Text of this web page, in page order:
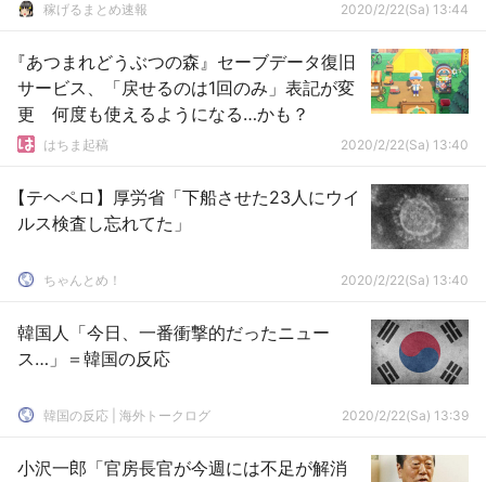
稼げるまとめ速報 2020/2/22(Sa) 13:44
『あつまれどうぶつの森』セーブデータ復旧
サービス、「戻せるのは1回のみ」表記が変
更 何度も使えるようになる…かも？
はちま起稿 2020/2/22(Sa) 13:40
【テヘペロ】厚労省「下船させた23人にウイ
ルス検査し忘れてた」
ちゃんとめ！ 2020/2/22(Sa) 13:40
韓国人「今日、一番衝撃的だったニュー
ス…」＝韓国の反応
韓国の反応 | 海外トークログ 2020/2/22(Sa) 13:39
小沢一郎「官房長官が今週には不足が解消